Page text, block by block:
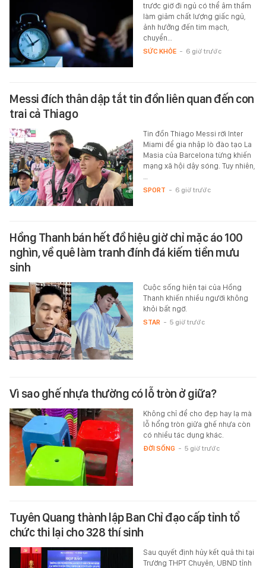
trước giờ đi ngủ có thể âm thầm
làm giảm chất lượng giấc ngủ,
ảnh hưởng đến tim mạch,
chuyển…
SỨC KHỎE - 6 giờ trước
Messi đích thân dập tắt tin đồn liên quan đến con
trai cả Thiago
Tin đồn Thiago Messi rời Inter
Miami để gia nhập lò đào tạo La
Masia của Barcelona từng khiến
mạng xã hội dậy sóng. Tuy nhiên,
SPORT - 6 giờ trước
Hồng Thanh bán hết đồ hiệu giờ chỉ mặc áo 100
nghìn, về quê làm tranh đính đá kiếm tiền mưu
sinh
Cuộc sống hiện tại của Hồng
Thanh khiến nhiều người không
khỏi bất ngờ.
STAR - 5 giờ trước
Vì sao ghế nhựa thường có lỗ tròn ở giữa?
Không chỉ để cho đẹp hay lạ mà
lỗ hổng tròn giữa ghế nhựa còn
có nhiều tác dụng khác.
ĐỜI SỐNG - 5 giờ trước
Tuyên Quang thành lập Ban Chỉ đạo cấp tỉnh tổ
chức thi lại cho 328 thí sinh
Sau quyết định hủy kết quả thi tại
Trường THPT Chuyên, UBND tỉnh